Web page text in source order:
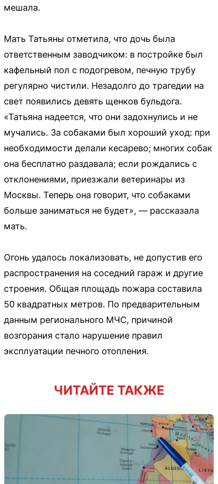
мешала.
Мать Татьяны отметила, что дочь была
ответственным заводчиком: в постройке был
кафельный пол с подогревом, печную трубу
регулярно чистили. Незадолго до трагедии на
свет появились девять щенков бульдога.
«Татьяна надеется, что они задохнулись и не
мучались. За собаками был хороший уход: при
необходимости делали кесарево; многих собак
она бесплатно раздавала; если рождались с
отклонениями, приезжали ветеринары из
Москвы. Теперь она говорит, что собаками
больше заниматься не будет», — рассказала
мать.
Огонь удалось локализовать, не допустив его
распространения на соседний гараж и другие
строения. Общая площадь пожара составила
50 квадратных метров. По предварительным
данным регионального МЧС, причиной
возгорания стало нарушение правил
эксплуатации печного отопления.
ЧИТАЙТЕ ТАКЖЕ